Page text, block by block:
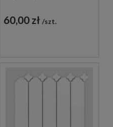
60,00 zł szt.